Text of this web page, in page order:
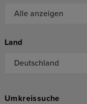
Land
Umkreissuche